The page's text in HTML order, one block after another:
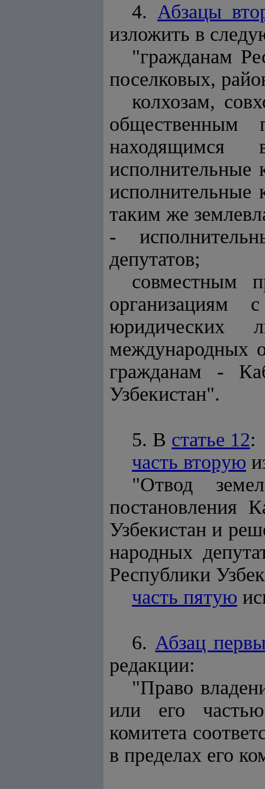
4. Абзацы
изложить в
"гражданам
поселковых,
колхозам,
общественным
исполнительные
исполнительные
таким же
-
депутатов;
совместным
организациям
юридических
международных
гражданам -
Узбекистан".
5. В статье 12:
часть вторую
"Отвод
постановления
Узбекистан и
народных
Республики
часть пятую
6. Абзац
редакции:
"Право
или его
комитета
в пределах его